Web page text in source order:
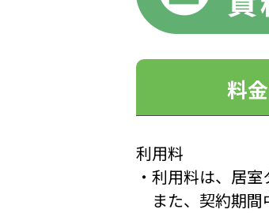
料
利用料
・利用料は、居
また、契約期間